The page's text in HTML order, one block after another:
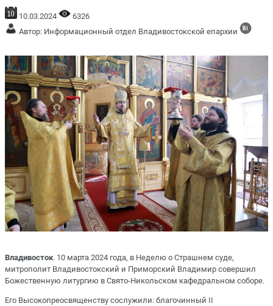
10.03.2024
6326
Автор: Информационный отдел Владивостокской епархии
Владивосток. 10 марта 2024 года, в Неделю о Страшнем суде,
митрополит Владивостокский и Приморский Владимир совершил
Божественную литургию в Свято-Никольском кафедральном соборе.
Его Высокопреосвященству сослужили: благочинный II